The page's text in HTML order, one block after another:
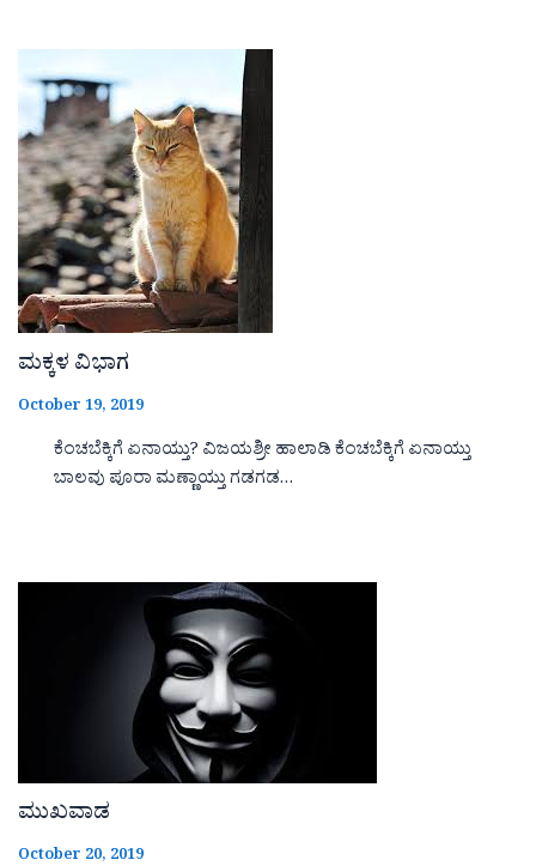
ಮಕ್ಕಳ ವಿಭಾಗ
October 19, 2019
ಕೆಂಚಬೆಕ್ಕಿಗೆ ಏನಾಯ್ತು? ವಿಜಯಶ್ರೀ ಹಾಲಾಡಿ ಕೆಂಚಬೆಕ್ಕಿಗೆ ಏನಾಯ್ತು
ಬಾಲವು ಪೂರಾ ಮಣ್ಣಾಯ್ತು ಗಡಗಡ…
ಮುಖವಾಡ
October 20, 2019